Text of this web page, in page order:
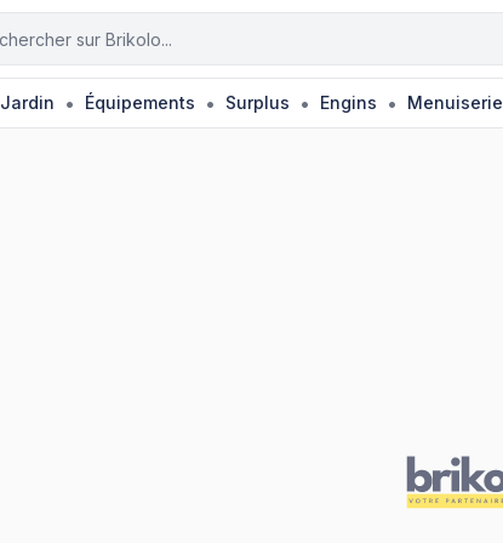
un outil ou matériau
Jardin • Équipements • Surplus • Engins • Menuiserie